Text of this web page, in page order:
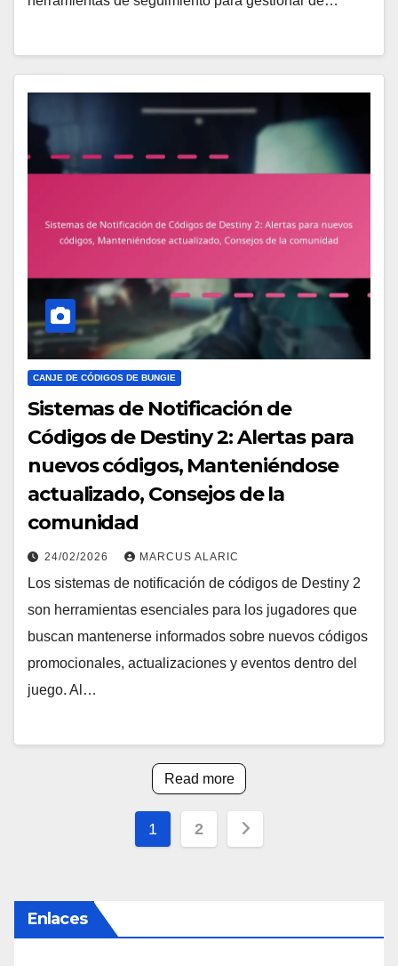
CANJE DE CÓDIGOS DE BUNGIE
Sistemas de Notificación de
Códigos de Destiny 2: Alertas para
nuevos códigos, Manteniéndose
actualizado, Consejos de la
comunidad
24/02/2026 MARCUS ALARIC
Los sistemas de notificación de códigos de Destiny 2
son herramientas esenciales para los jugadores que
buscan mantenerse informados sobre nuevos códigos
promocionales, actualizaciones y eventos dentro del
juego. Al…
Read more
Posts
1 2
Enlaces